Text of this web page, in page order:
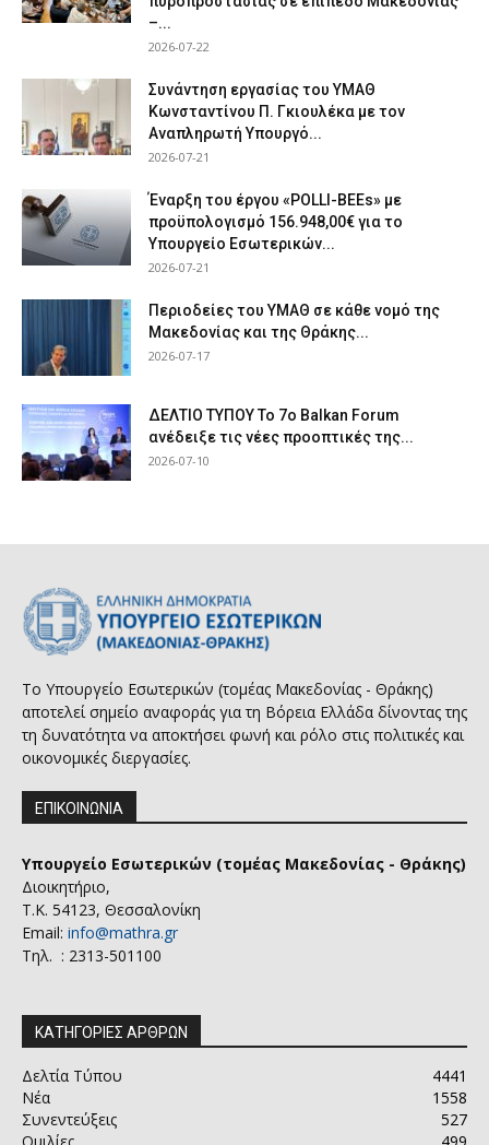
–...
2026-07-22
Συνάντηση εργασίας του ΥΜΑΘ
Κωνσταντίνου Π. Γκιουλέκα με τον
Αναπληρωτή Υπουργό...
2026-07-21
Έναρξη του έργου «POLLI-BEEs» με
προϋπολογισμό 156.948,00€ για το
Υπουργείο Εσωτερικών...
2026-07-21
Περιοδείες του ΥΜΑΘ σε κάθε νομό της
Μακεδονίας και της Θράκης...
2026-07-17
ΔΕΛΤΙΟ ΤΥΠΟΥ Το 7ο Balkan Forum
ανέδειξε τις νέες προοπτικές της...
2026-07-10
Το Υπουργείο Εσωτερικών (τομέας Μακεδονίας - Θράκης)
αποτελεί σημείο αναφοράς για τη Βόρεια Ελλάδα δίνοντας της
τη δυνατότητα να αποκτήσει φωνή και ρόλο στις πολιτικές και
οικονομικές διεργασίες.
ΕΠΙΚΟΙΝΩΝΙΑ
Υπουργείο Εσωτερικών (τομέας Μακεδονίας - Θράκης)
Διοικητήριο,
Τ.Κ. 54123, Θεσσαλονίκη
Email: info@mathra.gr
Τηλ. : 2313-501100
ΚΑΤΗΓΟΡΙΕΣ ΑΡΘΡΩΝ
Δελτία Τύπου
4441
Νέα
1558
Συνεντεύξεις
527